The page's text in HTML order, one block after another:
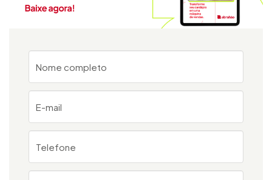
Nome completo
E-mail
Telefone